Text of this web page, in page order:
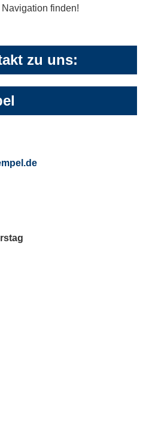
finden!
zu uns: